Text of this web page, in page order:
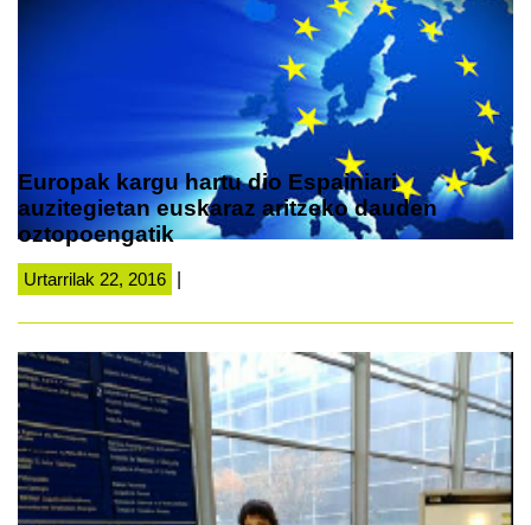
Europak kargu hartu dio Espainiari
auzitegietan euskaraz aritzeko dauden
oztopoengatik
Urtarrilak 22, 2016